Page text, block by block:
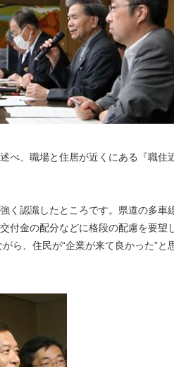
べ、職場と住居が近くにある『職住
く認識したところです。県道の多車
付金の配分などに格段の配慮を要望
ら、住民が“企業が来て良かった”と